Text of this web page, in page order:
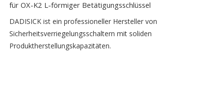
für OX-K2 L-förmiger Betätigungsschlüssel
DADISICK ist ein professioneller Hersteller von
Sicherheitsverriegelungsschaltern mit soliden
Produktherstellungskapazitäten.